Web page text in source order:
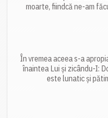
moarte, fiindcă ne-am
În vremea aceea s-a
înaintea Lui și zicându-I:
este lunatic și